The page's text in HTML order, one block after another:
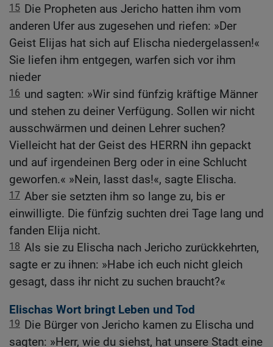
15 Die Propheten aus Jericho hatten ihm vom
anderen Ufer aus zugesehen und riefen: »Der
Geist Elijas hat sich auf Elischa niedergelassen!«
Sie liefen ihm entgegen, warfen sich vor ihm
nieder
16 und sagten: »Wir sind fünfzig kräftige Männer
und stehen zu deiner Verfügung. Sollen wir nicht
ausschwärmen und deinen Lehrer suchen?
Vielleicht hat der Geist des HERRN ihn gepackt
und auf irgendeinen Berg oder in eine Schlucht
geworfen.« »Nein, lasst das!«, sagte Elischa.
17 Aber sie setzten ihm so lange zu, bis er
einwilligte. Die fünfzig suchten drei Tage lang und
fanden Elija nicht.
18 Als sie zu Elischa nach Jericho zurückkehrten,
sagte er zu ihnen: »Habe ich euch nicht gleich
gesagt, dass ihr nicht zu suchen braucht?«
Elischas Wort bringt Leben und Tod
19 Die Bürger von Jericho kamen zu Elischa und
sagten: »Herr, wie du siehst, hat unsere Stadt eine